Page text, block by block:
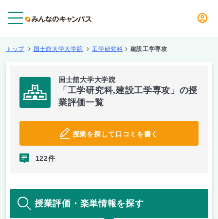
トップ 国士舘大学大学院 工学研究科 建設工学専攻
国士舘大学大学院
「工学研究科,建設工学専攻」の授
業評価一覧
授業を探して口コミを書く
122件
授業評価・楽単情報を探す